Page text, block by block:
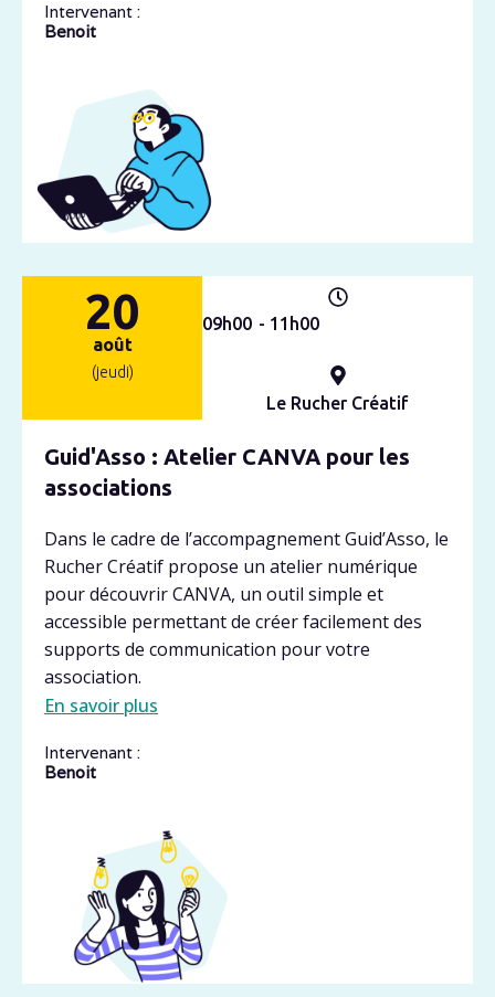
Intervenant :
Benoit
20
août
(jeudi)
09h00 - 11h00
Le Rucher Créatif
Guid'Asso : Atelier CANVA pour les
associations
Dans le cadre de l’accompagnement Guid’Asso, le
Rucher Créatif propose un atelier numérique
pour découvrir CANVA, un outil simple et
accessible permettant de créer facilement des
supports de communication pour votre
association.
En savoir plus
Intervenant :
Benoit